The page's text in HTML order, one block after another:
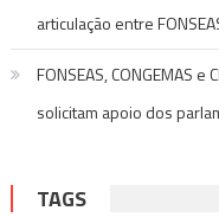
articulação entre
FONSEAS, CONGEMAS
solicitam apoio dos
TAGS